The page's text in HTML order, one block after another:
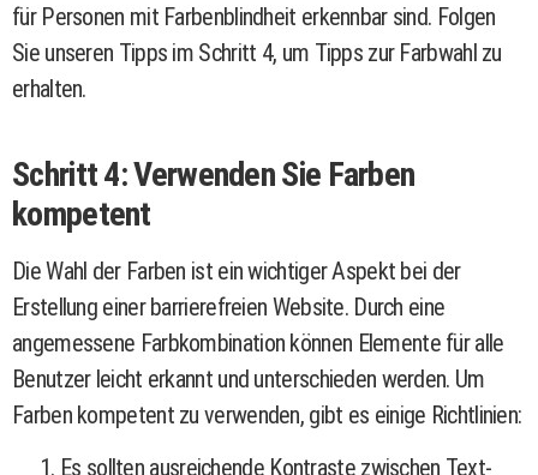
für Personen mit Farbenblindheit erkennbar sind. Folgen
Sie unseren Tipps im Schritt 4, um Tipps zur Farbwahl zu
erhalten.
Schritt 4: Verwenden Sie Farben
kompetent
Die Wahl der Farben ist ein wichtiger Aspekt bei der
Erstellung einer barrierefreien Website. Durch eine
angemessene Farbkombination können Elemente für alle
Benutzer leicht erkannt und unterschieden werden. Um
Farben kompetent zu verwenden, gibt es einige Richtlinien:
Es sollten ausreichende Kontraste zwischen Text-